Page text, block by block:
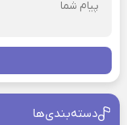
دسته‌بندی‌ها